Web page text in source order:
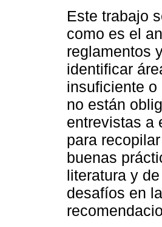
Este trabajo
como es el
reglamentos
identificar
insuficiente o
no están
entrevistas a
para
buenas
literatura y
desafíos en